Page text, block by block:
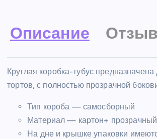
Описание
Круглая коробка-тубус
тортов, с полностью прозрачной
Тип короба — самосборный
Материал — картон+ прозрачный
На дне и крышке упаковки